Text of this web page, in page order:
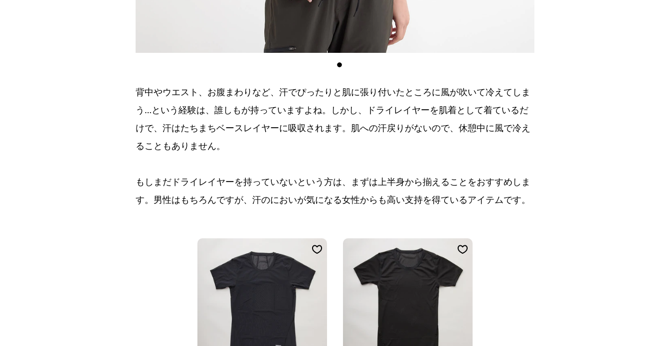
背中やウエスト、お腹まわりなど、汗でぴったりと肌に張り付いたところに風が吹いて冷えてしま
う…という経験は、誰しもが持っていますよね。しかし、ドライレイヤーを肌着として着ているだ
けで、汗はたちまちベースレイヤーに吸収されます。肌への汗戻りがないので、休憩中に風で冷え
ることもありません。
もしまだドライレイヤーを持っていないという方は、まずは上半身から揃えることをおすすめしま
す。男性はもちろんですが、汗のにおいが気になる女性からも高い支持を得ているアイテムです。